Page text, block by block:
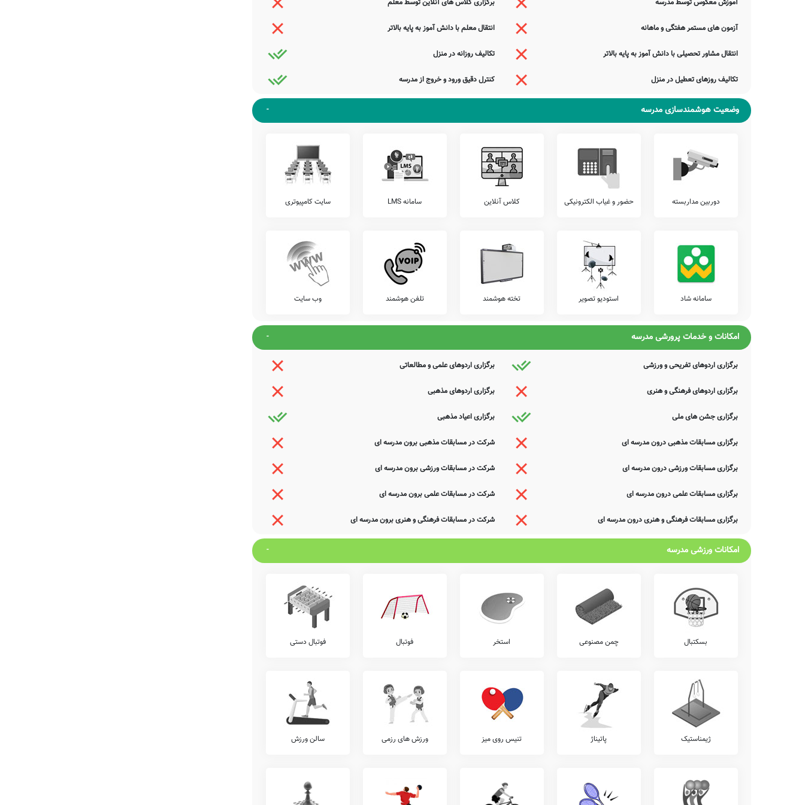
شامل خدمات سامانه برگزاری کلاس های آنلاین آموزشی، برگزاری کارگاه های ارتقای عملکرد کادر آموزشی، نگهداری کیف و کتاب دانش آموزان (کیف در مدرسه)،
خانواده، امکان امانت گذاری تبلت یا موبایل قبل از شروع کلاس، برگزاری اردوهای فرهنگی ورزشی رایگان، سامانه ارتباط آنلاین مدرسه با دانش آموز، و... را از کادر
اجرایی این مدرسه پرس و جو نمایید.
آزمون هماهنگ
پیشنهاد می کنیم وضعیت آزمون های برگزار شده در مدرسه شهید بهاء الدین عراقی را شامل آزمون های خیلی سبز، مرآت، قلمچی، گاج، کانگورو، و... را قبل از ثبت نام
بررسی نمایید.
بویژه محدوده کنگاور را دارد. اولیاء گرامی به ویژه اهالی محترم کنگاور کنگاور می توانند با مراجعه به آدرس از محیط و ساختمان دبستان نامشخص دولتی شهید بهاء
الدین عراقی دیدن نمایند.
جمع بندی و خاتمه
سینه از آتش دل در غم جانانه بسوخت
آتشی بود در این خانه که کاشانه بسوخت
ضمناً یادآور می شود اطلاعات مندرج در این صفحه توسط موتورهای جستجوی هوشمند سامانه های آنلاین گردآوری شده است. به همین جهت ممکن است در برخی از
موارد، دچار خطا بوده و یا نیازمند بروزرسانی باشند. چنانچه شما از عوامل این مدرسه هستید و یا اطلاعات دقیقتری در این خصوص دارید عمیقاً خواهشمندیم ما را جهت
اصلاح و تکمیل این اطلاعات یاری نمایید. سامانه مدرسانه ، مشتاقانه پذیرای دیدگاه ها و نقطه نظرات تکمیل کننده شما می باشد.
آموزش معکوس توسط مدرسه برگزاری کلاس های آنلاین توسط معلم
آزمون های مستمر هفتگی و ماهانه انتقال معلم با دانش آموز به پایه بالاتر
انتقال مشاور تحصیلی با دانش آموز به پایه بالاتر تکالیف روزانه در منزل
تکالیف روزهای تعطیل در منزل کنترل دقیق ورود و خروج از مدرسه
وضعیت هوشمندسازی مدرسه
دوربین مداربسته حضور و غیاب الکترونیکی کلاس آنلاین سامانه LMS سایت کامپیوتری
سامانه شاد استودیو تصویر تخته هوشمند تلفن هوشمند وب سایت
امکانات و خدمات پرورشی مدرسه
برگزاری اردوهای تفریحی و ورزشی برگزاری اردوهای علمی و مطالعاتی
برگزاری اردوهای فرهنگی و هنری برگزاری اردوهای مذهبی
برگزاری جشن های ملی برگزاری اعیاد مذهبی
برگزاری مسابقات مذهبی درون مدرسه ای شرکت در مسابقات مذهبی برون مدرسه ای
برگزاری مسابقات ورزشی درون مدرسه ای شرکت در مسابقات ورزشی برون مدرسه ای
برگزاری مسابقات علمی درون مدرسه ای شرکت در مسابقات علمی برون مدرسه ای
برگزاری مسابقات فرهنگی و هنری درون مدرسه ای شرکت در مسابقات فرهنگی و هنری برون مدرسه ای
امکانات ورزشی مدرسه
بسکتبال چمن مصنوعی استخر فوتبال فوتبال دستی
ژیمناستیک پاتیناژ تنیس روی میز ورزش های رزمی سالن ورزش